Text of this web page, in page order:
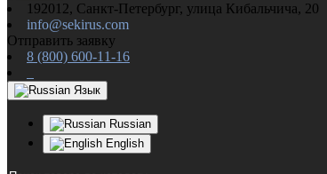
192012, Санкт-Петербург, улица Кибальчича, 20
info@sekirus.com
Отправить заявку
8 (800) 600-11-16
Язык
Russian
English